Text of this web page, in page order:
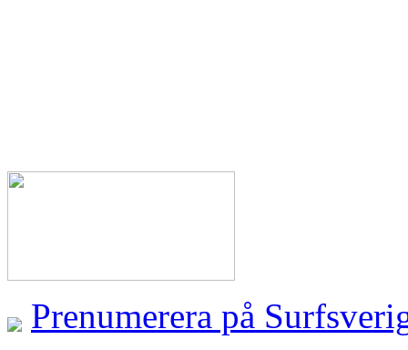
Prenumerera på